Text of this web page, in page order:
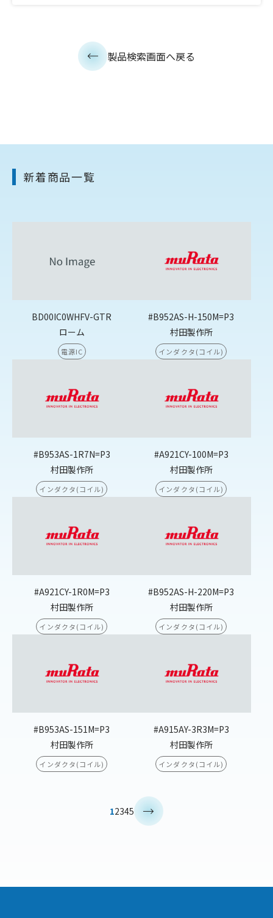
製品検索画面へ戻る
新着商品一覧
BD00IC0WHFV-GTR
ローム
電源IC
#B952AS-H-150M=P3
村田製作所
インダクタ(コイル)
#B953AS-1R7N=P3
村田製作所
インダクタ(コイル)
#A921CY-100M=P3
村田製作所
インダクタ(コイル)
#A921CY-1R0M=P3
村田製作所
インダクタ(コイル)
#B952AS-H-220M=P3
村田製作所
インダクタ(コイル)
#B953AS-151M=P3
村田製作所
インダクタ(コイル)
#A915AY-3R3M=P3
村田製作所
インダクタ(コイル)
12345